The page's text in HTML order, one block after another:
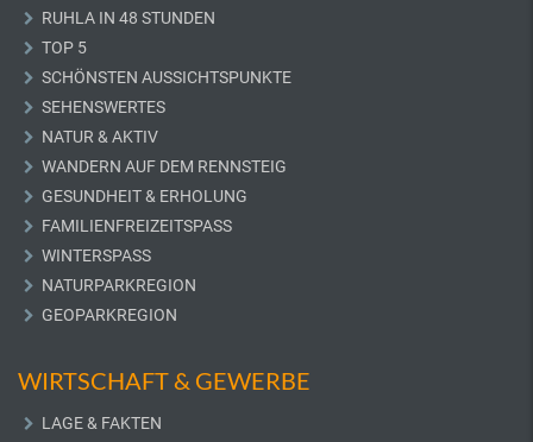
RUHLA IN 48 STUNDEN
TOP 5
SCHÖNSTEN AUSSICHTSPUNKTE
SEHENSWERTES
NATUR & AKTIV
WANDERN AUF DEM RENNSTEIG
GESUNDHEIT & ERHOLUNG
FAMILIENFREIZEITSPASS
WINTERSPASS
NATURPARKREGION
GEOPARKREGION
WIRTSCHAFT & GEWERBE
LAGE & FAKTEN